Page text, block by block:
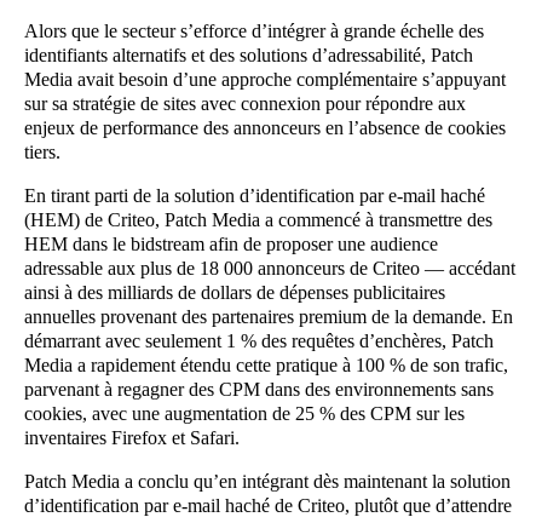
Alors que le secteur s’efforce d’intégrer à grande échelle des
identifiants alternatifs et des solutions d’adressabilité, Patch
Media avait besoin d’une approche complémentaire s’appuyant
sur sa stratégie de sites avec connexion pour répondre aux
enjeux de performance des annonceurs en l’absence de cookies
tiers.
En tirant parti de la solution d’identification par e-mail haché
(HEM) de Criteo, Patch Media a commencé à transmettre des
HEM dans le bidstream afin de proposer une audience
adressable aux plus de 18 000 annonceurs de Criteo — accédant
ainsi à des milliards de dollars de dépenses publicitaires
annuelles provenant des partenaires premium de la demande. En
démarrant avec seulement 1 % des requêtes d’enchères, Patch
Media a rapidement étendu cette pratique à 100 % de son trafic,
parvenant à regagner des CPM dans des environnements sans
cookies, avec une augmentation de 25 % des CPM sur les
inventaires Firefox et Safari.
Patch Media a conclu qu’en intégrant dès maintenant la solution
d’identification par e-mail haché de Criteo, plutôt que d’attendre